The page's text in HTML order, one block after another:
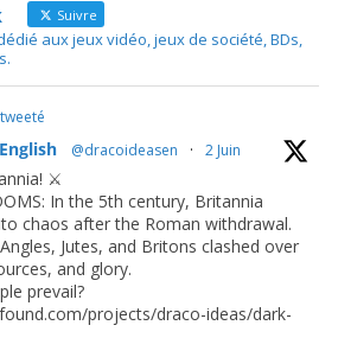
Suivre
aux jeux vidéo, jeux de société, BDs,
@dracoideasen · 2 Juin
⚔️
In the 5th century, Britannia
chaos after the Roman withdrawal.
Jutes, and Britons clashed over
and glory.
prevail?
projects/draco-ideas/dark-